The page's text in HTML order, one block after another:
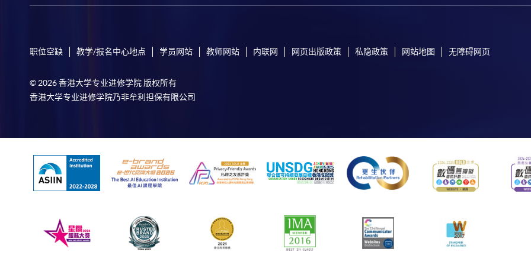
职位空缺 教学/报名中心地点 学员网站 教师网站 内联网 网页出版政策 私隐政策 网站地图 无障碍网页
© 2026 香港大学专业进修学院 版权所有
香港大学专业进修学院乃非牟利担保有限公司